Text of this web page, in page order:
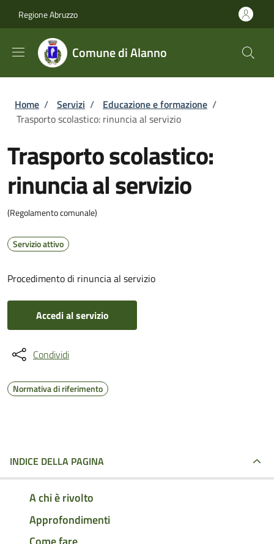
Regione Abruzzo
Comune di Alanno
Briciole di pane
Home / Servizi / Educazione e formazione /
Trasporto scolastico: rinuncia al servizio
Trasporto scolastico:
rinuncia al servizio
(Regolamento comunale)
Servizio attivo
Procedimento di rinuncia al servizio
Accedi al servizio
Condividi
Normativa di riferimento
INDICE DELLA PAGINA
A chi è rivolto
Approfondimenti